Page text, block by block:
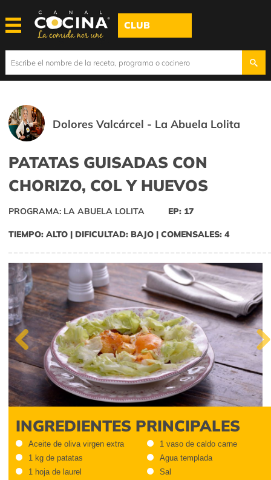
CLUB
Dolores Valcárcel - La Abuela Lolita
PATATAS GUISADAS CON
CHORIZO, COL Y HUEVOS
PROGRAMA: LA ABUELA LOLITA EP: 17
TIEMPO: ALTO | DIFICULTAD: BAJO | COMENSALES: 4
Previous Next
INGREDIENTES PRINCIPALES
Aceite de oliva virgen extra
1 kg de patatas
1 hoja de laurel
1 vaso de caldo carne
Agua templada
Sal